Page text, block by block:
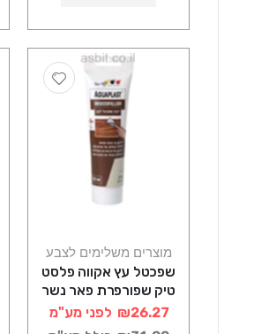
מוצרים משלימים לצבע
שפכטל עץ אקווה פלסט
טיק שפורפרת פאר נשר
₪26.27 לפני מע"מ